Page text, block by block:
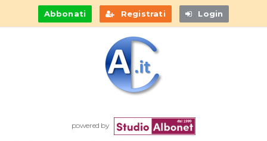
Abbonati Registrati Login
powered by